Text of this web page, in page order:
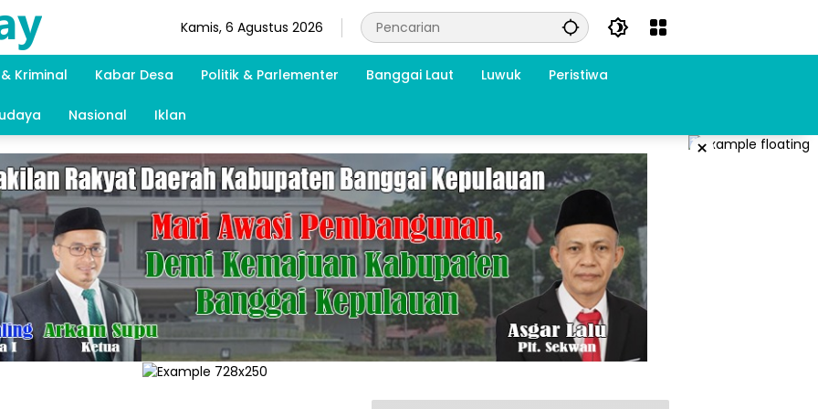
Kamis, 6 Agustus 2026
Kriminal Kabar Desa Politik & Parlementer Banggai Laut Luwuk Peristiwa
Nasional Iklan
×